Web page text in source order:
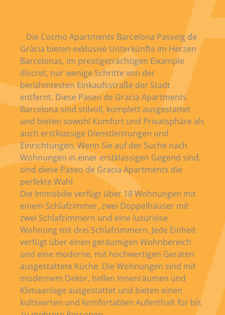
Die Cosmo Apartments Barcelona Passeig de
Gràcia bieten exklusive Unterkünfte im Herzen
Barcelonas, im prestigeträchtigen Eixample
discret, nur wenige Schritte von der
berühmtesten Einkaufsstraße der Stadt
entfernt. Diese Paseo de Gracia Apartments
Barcelona sind stilvoll, komplett ausgestattet
und bieten sowohl Komfort und Privatsphäre als
auch erstklassige Dienstleistungen und
Einrichtungen. Wenn Sie auf der Suche nach
Wohnungen in einer erstklassigen Gegend sind,
sind diese Paseo de Gracia Apartments die
perfekte Wahl.
Die Immobilie verfügt über 18 Wohnungen mit
einem Schlafzimmer, zwei Doppelhäuser mit
zwei Schlafzimmern und eine luxuriöse
Wohnung mit drei Schlafzimmern. Jede Einheit
verfügt über einen geräumigen Wohnbereich
und eine moderne, mit hochwertigen Geräten
ausgestattete Küche. Die Wohnungen sind mit
modernem Dekor, hellen Innenräumen und
Klimaanlage ausgestattet und bieten einen
kultivierten und komfortablen Aufenthalt für bis